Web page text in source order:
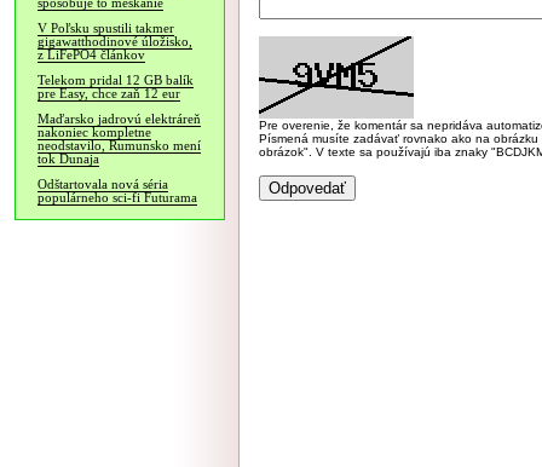
spôsobuje to meškanie
V Poľsku spustili takmer
gigawatthodinové úložisko,
z LiFePO4 článkov
Telekom pridal 12 GB balík
pre Easy, chce zaň 12 eur
Maďarsko jadrovú elektráreň
nakoniec kompletne
neodstavilo, Rumunsko mení
tok Dunaja
Odštartovala nová séria
populárneho sci-fi Futurama
Pre overenie, že komentár sa nepridáva
Písmená musíte zadávať rovnako ako na
obrázok". V texte sa používajú iba znaky